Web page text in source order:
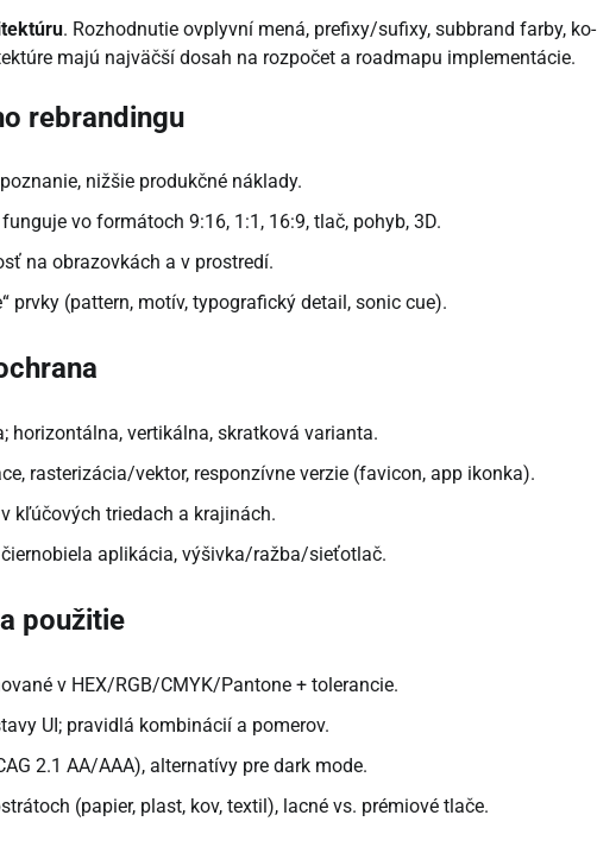
. Rozhodnutie ovplyvní mená, prefixy/sufixy, subbrand farby, ko-
majú najväčší dosah na rozpočet a roadmapu implementácie.
rebrandingu
nižšie produkčné náklady.
vo formátoch 9:16, 1:1, 16:9, tlač, pohyb, 3D.
na obrazovkách a v prostredí.
prvky (pattern, motív, typografický detail, sonic cue).
horizontálna, vertikálna, skratková varianta.
rasterizácia/vektor, responzívne verzie (favicon, app ikonka).
kľúčových triedach a krajinách.
aplikácia, výšivka/ražba/sieťotlač.
použitie
v HEX/RGB/CMYK/Pantone + tolerancie.
UI; pravidlá kombinácií a pomerov.
2.1 AA/AAA), alternatívy pre dark mode.
(papier, plast, kov, textil), lacné vs. prémiové tlače.